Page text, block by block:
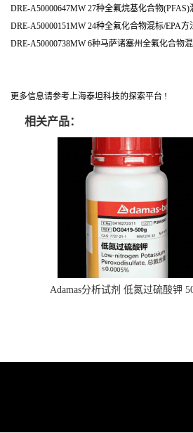
DRE-A50000647MW 27种全氟烷基化合物
DRE-A50000151MW 24种全氟化合物混标/EPA方
DRE-A50000738MW 6种马萨诸塞州全氟化合物
更多信息请参考上海泰坦科技的探索平台 !
相关产品：
Adamas分析试剂 低氮过硫酸钾